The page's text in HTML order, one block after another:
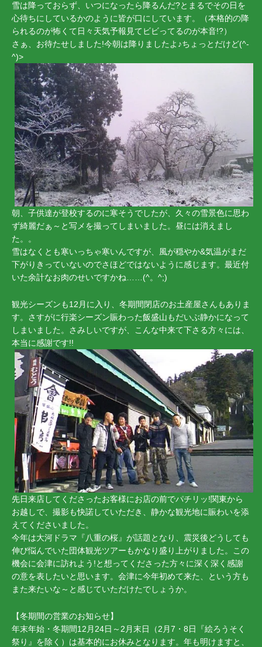
雪は降っておらず、いつになったら降るんだ?とまるでその日を
心待ちにしているかのように皆が口にしています。（本格的の降
られるのが怖くて日々天気予報見てビビってるのが本音!?）
さぁ、お待たせしました!今朝は降りましたよ♪ちょっとだけど(^‐
^)>
朝、子供達が登校するのに寒そうでしたが、久々の雪景色に思わ
ず綺麗だぁ～と写メを撮ってしまいました。昼には消えまし
た。。
雪はなくとも寒いっちゃ寒いんですが、風が穏やか&気温がまだ
下がりきっていないのでさほどではないように感じます。最近付
いた余計なお肉のせいですかね……(^。^;)
観光シーズンも12月に入り、冬期間閉店のお土産屋さんもありま
す。さすがに行楽シーズン賑わった飯盛山もだいぶ静かになって
しまいました。さみしいですが、こんな中来て下さる方々には、
本当に感謝です!!
先日来店してくださったお客様にお店の前でパチリッ!関東から
お越しで、撮影も快諾していただき、静かな観光地に賑わいを添
えてくださいました。
今年は大河ドラマ『八重の桜』が話題となり、震災後どうしても
伸び悩んでいた団体観光ツアーもかなり盛り上がりました。この
機会に会津に訪れよう!と想ってくださった方々に深く深く感謝
の意を表したいと思います。会津に今年初めて来た、という方も
また来たいな～と感じていただけたでしょうか。
【冬期間の営業のお知らせ】
年末年始・冬期間12月24日～2月末日（2月7・8日『絵ろうそく
祭り』を除く）は基本的にお休みとなります。年も明けますと、